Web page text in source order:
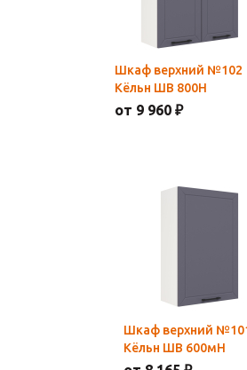
Шкаф верхний №102
Кёльн ШВ 800Н
от 9 960 ₽
Шкаф верхний
Кёльн ШВ 600мН